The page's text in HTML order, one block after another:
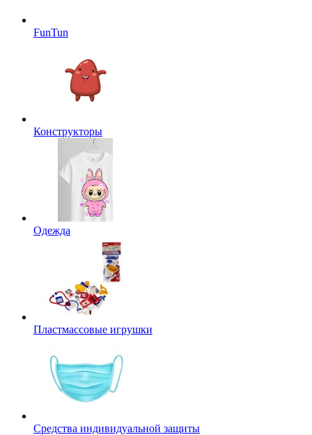
FunTun
Конструкторы
Одежда
Пластмассовые игрушки
Средства индивидуальной защиты